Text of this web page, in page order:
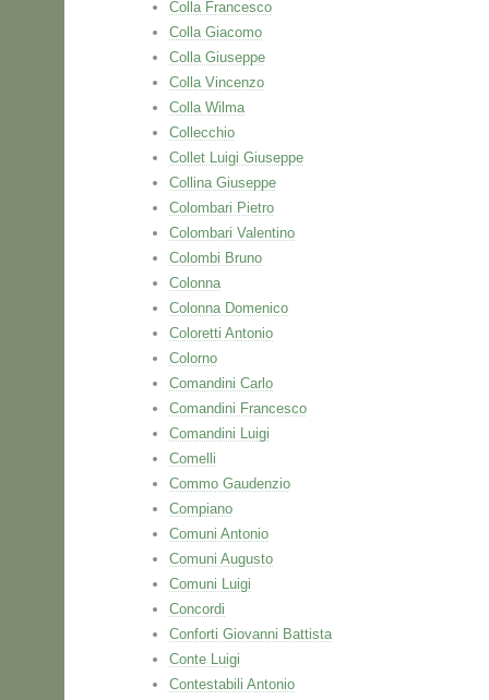
Colla Francesco
Colla Giacomo
Colla Giuseppe
Colla Vincenzo
Colla Wilma
Collecchio
Collet Luigi Giuseppe
Collina Giuseppe
Colombari Pietro
Colombari Valentino
Colombi Bruno
Colonna
Colonna Domenico
Coloretti Antonio
Colorno
Comandini Carlo
Comandini Francesco
Comandini Luigi
Comelli
Commo Gaudenzio
Compiano
Comuni Antonio
Comuni Augusto
Comuni Luigi
Concordi
Conforti Giovanni Battista
Conte Luigi
Contestabili Antonio